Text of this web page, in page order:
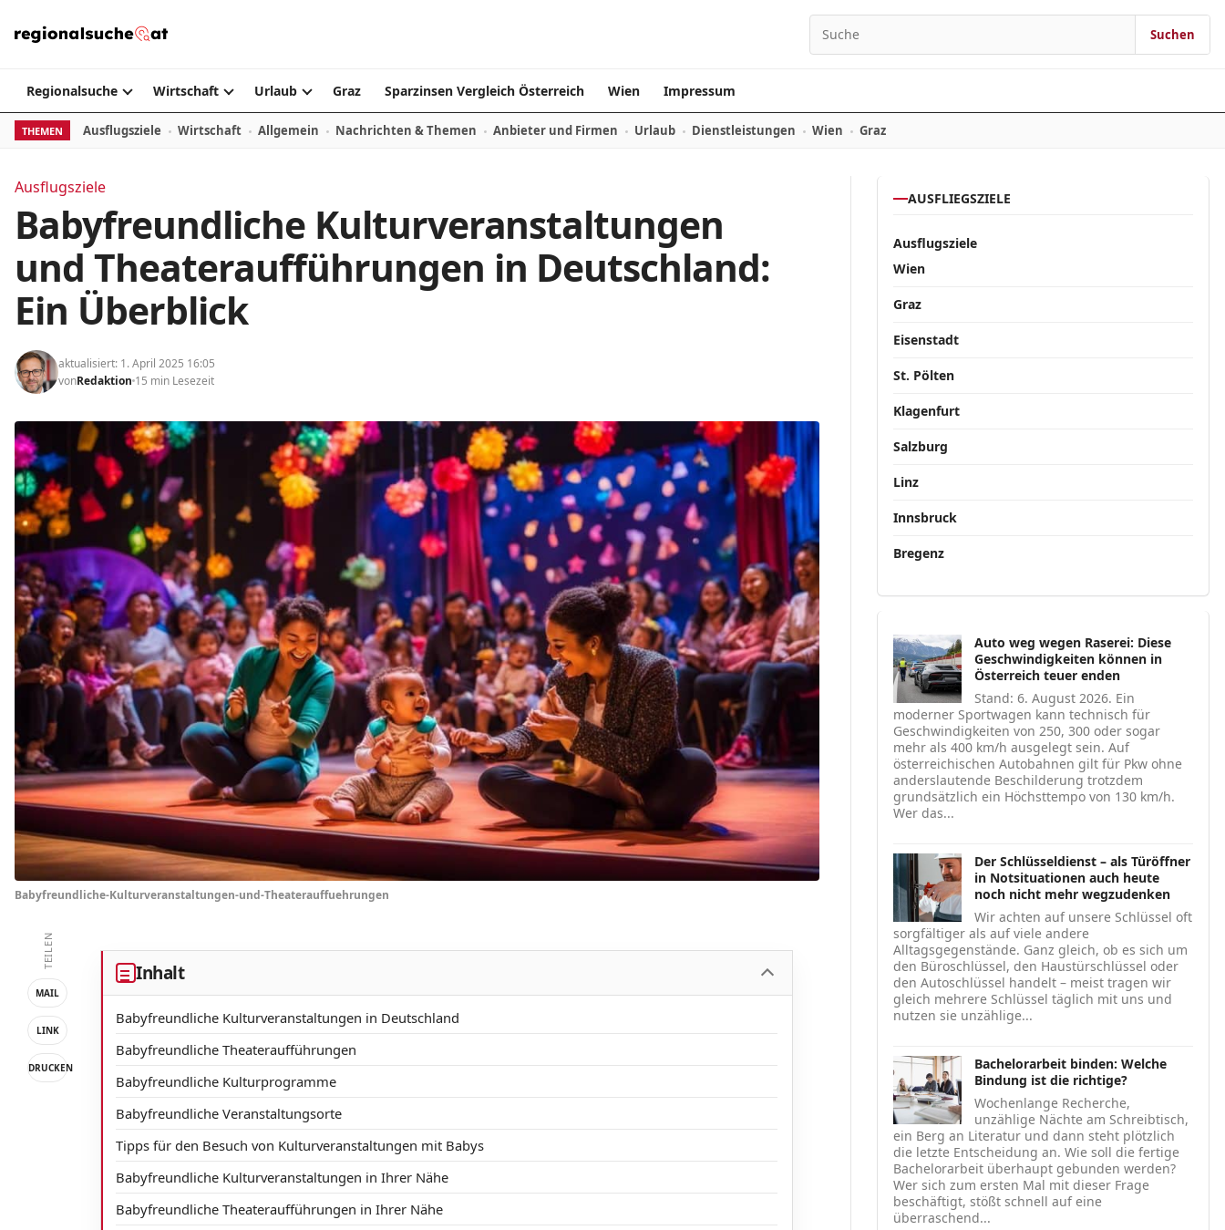
Suchen nach:
Suchen
Regionalsuche Wirtschaft Urlaub Graz Sparzinsen Vergleich Österreich Wien Impressum
THEMEN Ausflugsziele Wirtschaft Allgemein Nachrichten & Themen Anbieter und Firmen Urlaub Dienstleistungen Wien Graz
Ausflugsziele
Babyfreundliche Kulturveranstaltungen
und Theateraufführungen in Deutschland:
Ein Überblick
aktualisiert: 1. April 2025 16:05
vonRedaktion 15 min Lesezeit
Babyfreundliche-Kulturveranstaltungen-und-Theaterauffuehrungen
TEILEN
MAIL
LINK
DRUCKEN
Inhalt
Babyfreundliche Kulturveranstaltungen in Deutschland
Babyfreundliche Theateraufführungen
Babyfreundliche Kulturprogramme
Babyfreundliche Veranstaltungsorte
Tipps für den Besuch von Kulturveranstaltungen mit Babys
Babyfreundliche Kulturveranstaltungen in Ihrer Nähe
Babyfreundliche Theateraufführungen in Ihrer Nähe
AUSFLIEGSZIELE
Ausflugsziele
Wien
Graz
Eisenstadt
St. Pölten
Klagenfurt
Salzburg
Linz
Innsbruck
Bregenz
Auto weg wegen Raserei: Diese
Geschwindigkeiten können in
Österreich teuer enden
Stand: 6. August 2026. Ein
moderner Sportwagen kann technisch für
Geschwindigkeiten von 250, 300 oder sogar
mehr als 400 km/h ausgelegt sein. Auf
österreichischen Autobahnen gilt für Pkw ohne
anderslautende Beschilderung trotzdem
grundsätzlich ein Höchsttempo von 130 km/h.
Wer das...
Der Schlüsseldienst – als Türöffner
in Notsituationen auch heute
noch nicht mehr wegzudenken
Wir achten auf unsere Schlüssel oft
sorgfältiger als auf viele andere
Alltagsgegenstände. Ganz gleich, ob es sich um
den Büroschlüssel, den Haustürschlüssel oder
den Autoschlüssel handelt – meist tragen wir
gleich mehrere Schlüssel täglich mit uns und
nutzen sie unzählige...
Bachelorarbeit binden: Welche
Bindung ist die richtige?
Wochenlange Recherche,
unzählige Nächte am Schreibtisch,
ein Berg an Literatur und dann steht plötzlich
die letzte Entscheidung an. Wie soll die fertige
Bachelorarbeit überhaupt gebunden werden?
Wer sich zum ersten Mal mit dieser Frage
beschäftigt, stößt schnell auf eine
überraschend...